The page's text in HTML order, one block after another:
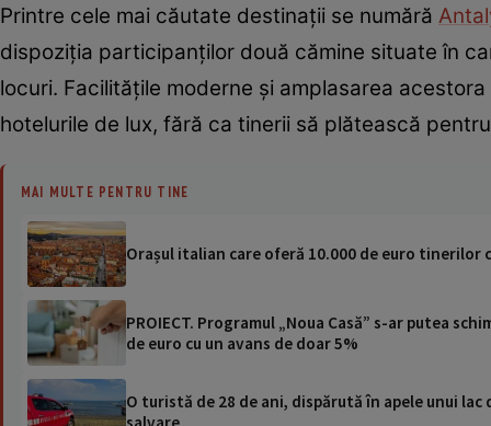
Printre cele mai căutate destinații se numără
dispoziția participanților două cămine situate în
locuri. Facilitățile moderne și amplasarea
hotelurile de lux, fără ca tinerii să plătească
MAI MULTE PENTRU TINE
Orașul italian care oferă 10.000 de euro tinerilor
PROIECT. Programul „Noua Casă” s-ar putea
de euro cu un avans de doar 5%
O turistă de 28 de ani, dispărută în apele unui
salvare